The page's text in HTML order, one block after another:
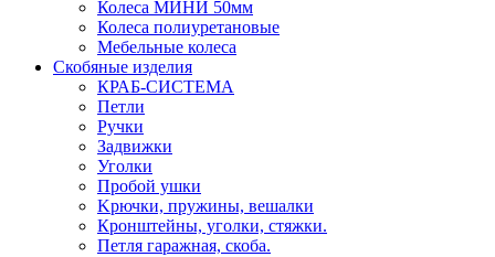
Колеса МИНИ 50мм
Колеса полиуретановые
Мебельные колеса
Скобяные изделия
КРАБ-СИСТЕМА
Петли
Ручки
Задвижки
Уголки
Пробой ушки
Kрючки, пружины, вешалки
Кронштейны, уголки, стяжки.
Петля гаражная, скоба.